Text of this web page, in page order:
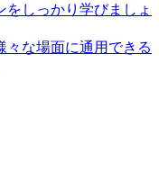
しっかり学びましょ
々な場面に通用できる